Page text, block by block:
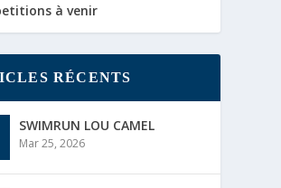
à venir
RÉCENTS
SWIMRUN LOU CAMEL
Mar 25, 2026